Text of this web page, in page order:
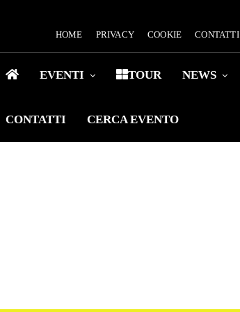
HOME PRIVACY COOKIE CONTATTI
EVENTI TOUR NEWS
CONTATTI CERCA EVENTO